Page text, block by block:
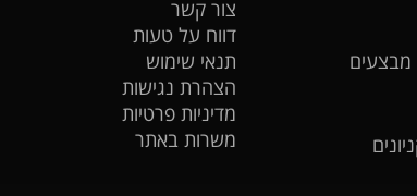
מבצעים
צור קשר
דווח על טעות
תנאי שימוש
הצהרת נגישות
מדיניות פרטיות
משרות באתר